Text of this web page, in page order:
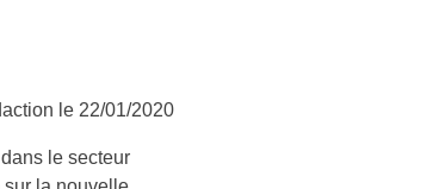
le 22/01/2020
le secteur